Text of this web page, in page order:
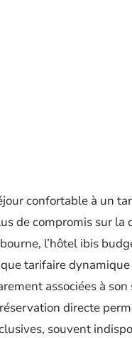
confortable à un
de compromis sur la
l’hôtel ibis
tarifaire
associées à son
directe
souvent